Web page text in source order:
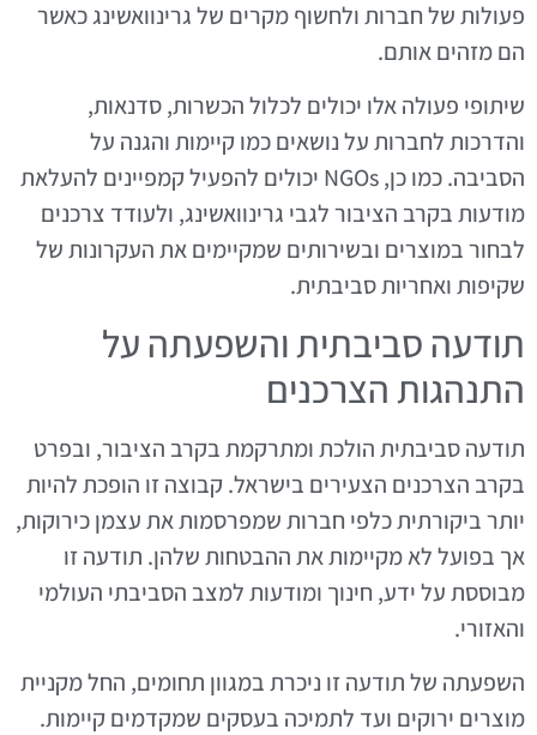
פעולות של חברות ולחשוף מקרים של גרינוואשינג כאשר
הם מזהים אותם.
שיתופי פעולה אלו יכולים לכלול הכשרות, סדנאות,
והדרכות לחברות על נושאים כמו קיימות והגנה על
הסביבה. כמו כן, NGOs יכולים להפעיל קמפיינים להעלאת
מודעות בקרב הציבור לגבי גרינוואשינג, ולעודד צרכנים
לבחור במוצרים ובשירותים שמקיימים את העקרונות של
שקיפות ואחריות סביבתית.
תודעה סביבתית והשפעתה על
התנהגות הצרכנים
תודעה סביבתית הולכת ומתרקמת בקרב הציבור, ובפרט
בקרב הצרכנים הצעירים בישראל. קבוצה זו הופכת להיות
יותר ביקורתית כלפי חברות שמפרסמות את עצמן כירוקות,
אך בפועל לא מקיימות את ההבטחות שלהן. תודעה זו
מבוססת על ידע, חינוך ומודעות למצב הסביבתי העולמי
והאזורי.
השפעתה של תודעה זו ניכרת במגוון תחומים, החל מקניית
מוצרים ירוקים ועד לתמיכה בעסקים שמקדמים קיימות.